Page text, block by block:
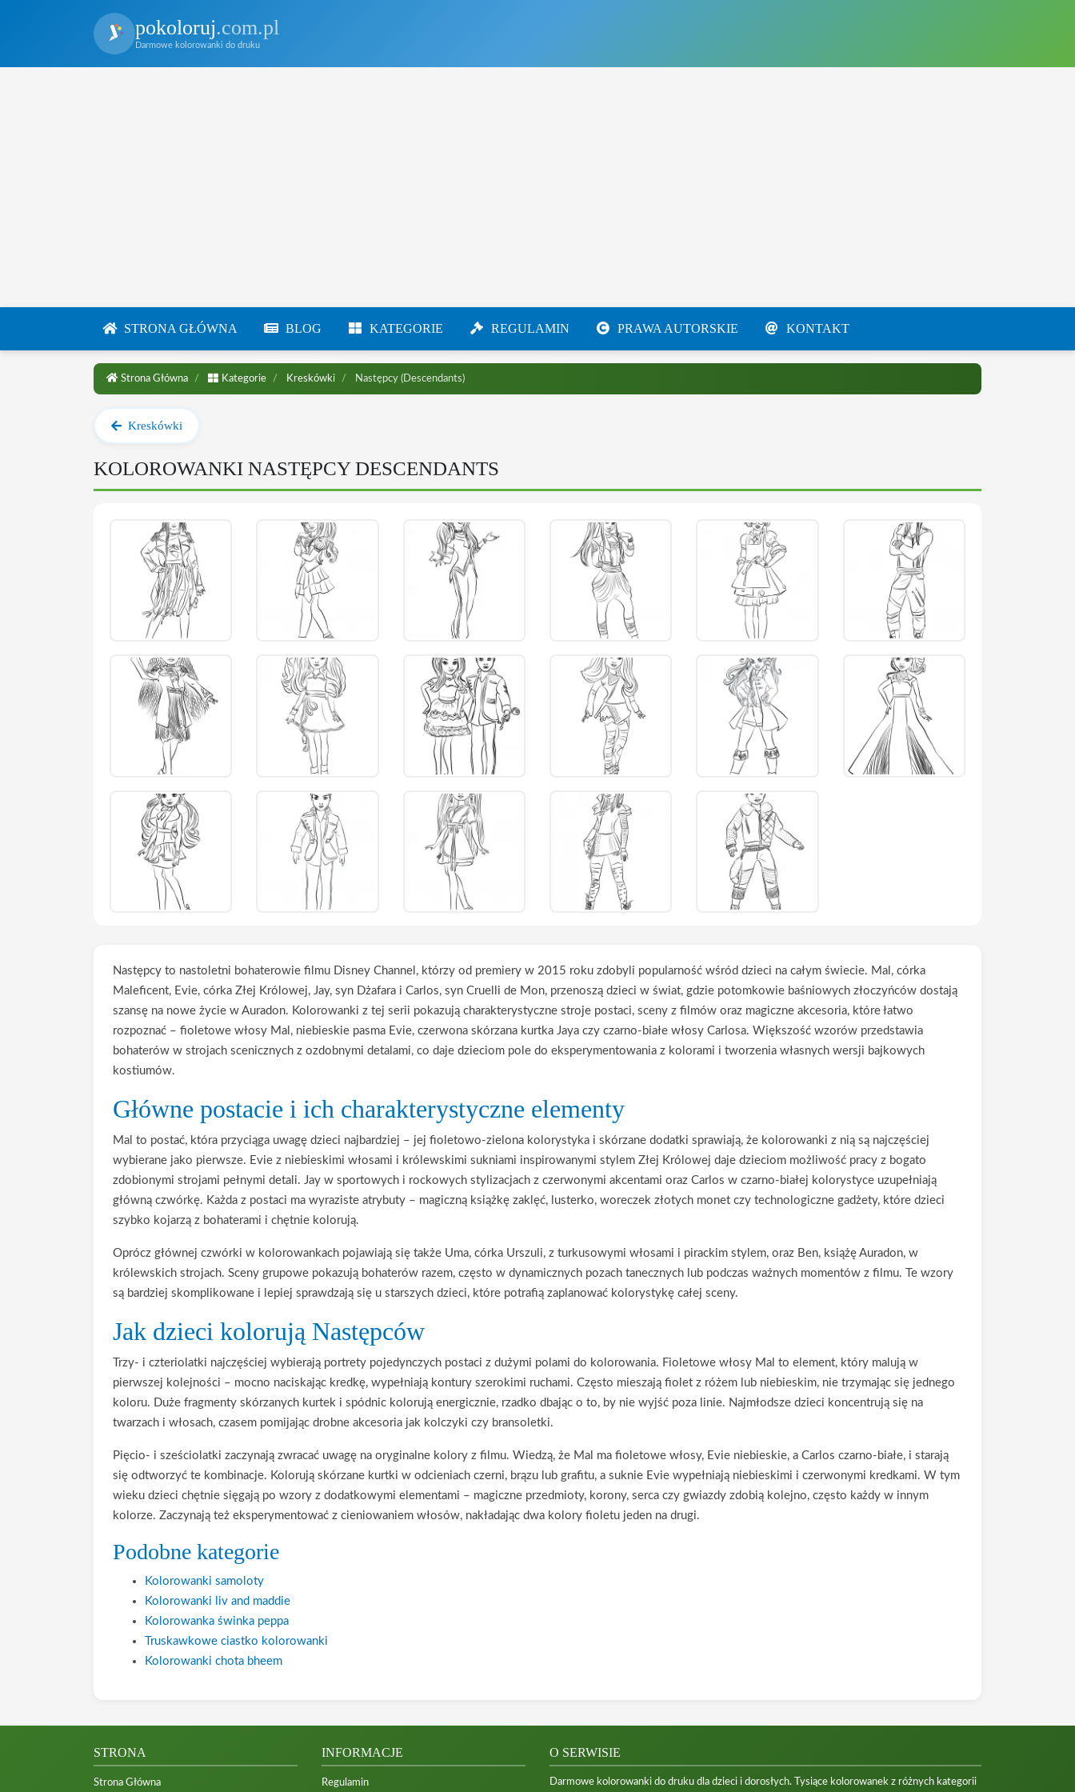
pokoloruj.com.pl
Darmowe kolorowanki do druku
STRONA GŁÓWNA BLOG KATEGORIE REGULAMIN PRAWA AUTORSKIE KONTAKT
Strona Główna Kategorie Kreskówki Następcy (Descendants)
Kreskówki
KOLOROWANKI NASTĘPCY DESCENDANTS
Następcy to nastoletni bohaterowie filmu Disney Channel, którzy od premiery w 2015 roku zdobyli popularność wśród dzieci na całym świecie. Mal, córka
Maleficent, Evie, córka Złej Królowej, Jay, syn Dżafara i Carlos, syn Cruelli de Mon, przenoszą dzieci w świat, gdzie potomkowie baśniowych złoczyńców dostają
szansę na nowe życie w Auradon. Kolorowanki z tej serii pokazują charakterystyczne stroje postaci, sceny z filmów oraz magiczne akcesoria, które łatwo
rozpoznać – fioletowe włosy Mal, niebieskie pasma Evie, czerwona skórzana kurtka Jaya czy czarno-białe włosy Carlosa. Większość wzorów przedstawia
bohaterów w strojach scenicznych z ozdobnymi detalami, co daje dzieciom pole do eksperymentowania z kolorami i tworzenia własnych wersji bajkowych
kostiumów.
Główne postacie i ich charakterystyczne elementy
Mal to postać, która przyciąga uwagę dzieci najbardziej – jej fioletowo-zielona kolorystyka i skórzane dodatki sprawiają, że kolorowanki z nią są najczęściej
wybierane jako pierwsze. Evie z niebieskimi włosami i królewskimi sukniami inspirowanymi stylem Złej Królowej daje dzieciom możliwość pracy z bogato
zdobionymi strojami pełnymi detali. Jay w sportowych i rockowych stylizacjach z czerwonymi akcentami oraz Carlos w czarno-białej kolorystyce uzupełniają
główną czwórkę. Każda z postaci ma wyraziste atrybuty – magiczną książkę zaklęć, lusterko, woreczek złotych monet czy technologiczne gadżety, które dzieci
szybko kojarzą z bohaterami i chętnie kolorują.
Oprócz głównej czwórki w kolorowankach pojawiają się także Uma, córka Urszuli, z turkusowymi włosami i pirackim stylem, oraz Ben, książę Auradon, w
królewskich strojach. Sceny grupowe pokazują bohaterów razem, często w dynamicznych pozach tanecznych lub podczas ważnych momentów z filmu. Te wzory
są bardziej skomplikowane i lepiej sprawdzają się u starszych dzieci, które potrafią zaplanować kolorystykę całej sceny.
Jak dzieci kolorują Następców
Trzy- i czteriolatki najczęściej wybierają portrety pojedynczych postaci z dużymi polami do kolorowania. Fioletowe włosy Mal to element, który malują w
pierwszej kolejności – mocno naciskając kredkę, wypełniają kontury szerokimi ruchami. Często mieszają fiolet z różem lub niebieskim, nie trzymając się jednego
koloru. Duże fragmenty skórzanych kurtek i spódnic kolorują energicznie, rzadko dbając o to, by nie wyjść poza linie. Najmłodsze dzieci koncentrują się na
twarzach i włosach, czasem pomijając drobne akcesoria jak kolczyki czy bransoletki.
Pięcio- i sześciolatki zaczynają zwracać uwagę na oryginalne kolory z filmu. Wiedzą, że Mal ma fioletowe włosy, Evie niebieskie, a Carlos czarno-białe, i starają
się odtworzyć te kombinacje. Kolorują skórzane kurtki w odcieniach czerni, brązu lub grafitu, a suknie Evie wypełniają niebieskimi i czerwonymi kredkami. W tym
wieku dzieci chętnie sięgają po wzory z dodatkowymi elementami – magiczne przedmioty, korony, serca czy gwiazdy zdobią kolejno, często każdy w innym
kolorze. Zaczynają też eksperymentować z cieniowaniem włosów, nakładając dwa kolory fioletu jeden na drugi.
Podobne kategorie
Kolorowanki samoloty
Kolorowanki liv and maddie
Kolorowanka świnka peppa
Truskawkowe ciastko kolorowanki
Kolorowanki chota bheem
STRONA
Strona Główna
INFORMACJE
Regulamin
O SERWISIE
Darmowe kolorowanki do druku dla dzieci i dorosłych. Tysiące kolorowanek z różnych kategorii